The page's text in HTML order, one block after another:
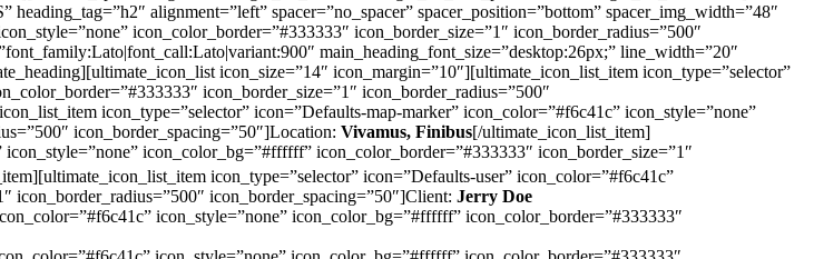
alignment=”left” spacer=”no_spacer” spacer_position=”bottom” spacer_img_width=”48″
icon_color_border=”#333333″ icon_border_size=”1″ icon_border_radius=”500″
main_heading_font_size=”desktop:26px;” line_width=”20″
icon_size=”14″ icon_margin=”10″][ultimate_icon_list_item icon_type=”selector”
icon_border_size=”1″ icon_border_radius=”500″
icon_type=”selector” icon=”Defaults-map-marker” icon_color=”#f6c41c” icon_style=”none”
icon_border_spacing=”50″]Location: Vivamus, Finibus[/ultimate_icon_list_item]
icon_color_bg=”#ffffff” icon_color_border=”#333333″ icon_border_size=”1″
icon_type=”selector” icon=”Defaults-user” icon_color=”#f6c41c”
icon_border_radius=”500″ icon_border_spacing=”50″]Client: Jerry Doe
icon_style=”none” icon_color_bg=”#ffffff” icon_color_border=”#333333″